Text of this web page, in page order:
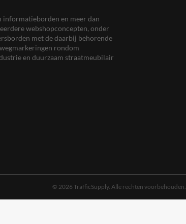
informatieborden en meer dan
webshopconcepten, onder
met de daarbij behorende
rondom
en duurzaam straatmeubilair
© 2026 TrafficSupply. Alle rechten voorbehouden.